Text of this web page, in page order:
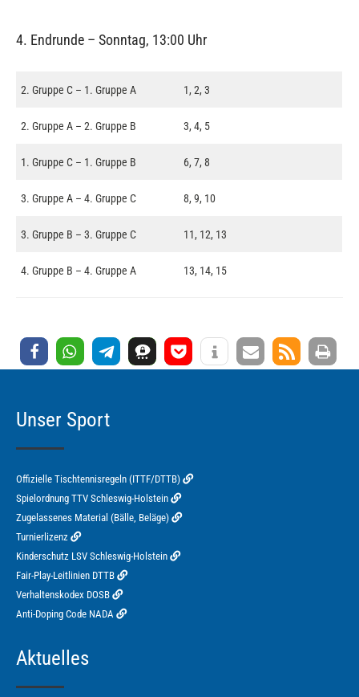
4. Endrunde – Sonntag, 13:00 Uhr
2. Gruppe C – 1. Gruppe A 1, 2, 3
2. Gruppe A – 2. Gruppe B 3, 4, 5
1. Gruppe C – 1. Gruppe B 6, 7, 8
3. Gruppe A – 4. Gruppe C 8, 9, 10
3. Gruppe B – 3. Gruppe C 11, 12, 13
4. Gruppe B – 4. Gruppe A 13, 14, 15
Unser Sport
Offizielle Tischtennisregeln (ITTF/DTTB)
Spielordnung TTV Schleswig-Holstein
Zugelassenes Material (Bälle, Beläge)
Turnierlizenz
Kinderschutz LSV Schleswig-Holstein
Fair-Play-Leitlinien DTTB
Verhaltenskodex DOSB
Anti-Doping Code NADA
Aktuelles